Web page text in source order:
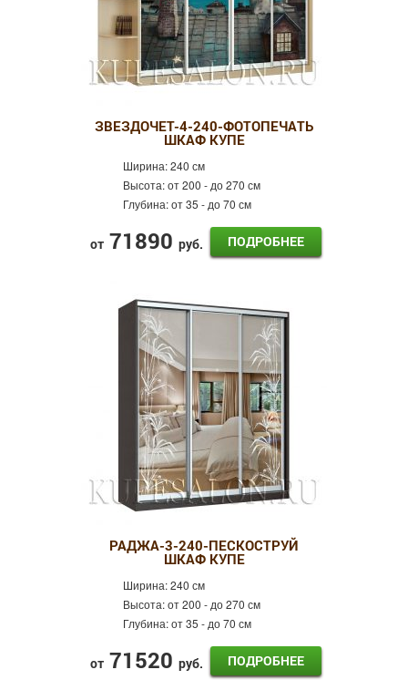
ЗВЕЗДОЧЕТ-4-240-ФОТОПЕЧАТЬ
ШКАФ КУПЕ
Ширина:240 см
Высота:от 200 - до 270 см
Глубина:от 35 - до 70 см
от 71890 руб. ПОДРОБНЕЕ
РАДЖА-3-240-ПЕСКОСТРУЙ
ШКАФ КУПЕ
Ширина:240 см
Высота:от 200 - до 270 см
Глубина:от 35 - до 70 см
от 71520 руб. ПОДРОБНЕЕ